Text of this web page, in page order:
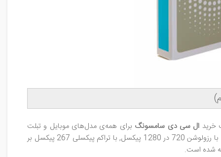
خرید ال‌ سی‌ دی سامسونگ برای همه‌ی مدل‌های موبایل و تبلت
سامسونگ اعتماد کنید و محصول مورد نظر را در بهترین کیفیت و سریع‌ترین زمان تحویل بگیرید. سامسونگ در گلکسی جی7 از نمایشگر 5.5 اینچی با رزولوشن 720 در 1280 پیکسل, با تراکم پیکسلی 267 پیکسل بر